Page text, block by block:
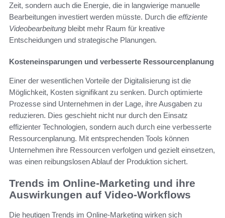
Zeit, sondern auch die Energie, die in langwierige manuelle
Bearbeitungen investiert werden müsste. Durch die effiziente
Videobearbeitung bleibt mehr Raum für kreative
Entscheidungen und strategische Planungen.
Kosteneinsparungen und verbesserte Ressourcenplanung
Einer der wesentlichen Vorteile der Digitalisierung ist die
Möglichkeit, Kosten signifikant zu senken. Durch optimierte
Prozesse sind Unternehmen in der Lage, ihre Ausgaben zu
reduzieren. Dies geschieht nicht nur durch den Einsatz
effizienter Technologien, sondern auch durch eine verbesserte
Ressourcenplanung. Mit entsprechenden Tools können
Unternehmen ihre Ressourcen verfolgen und gezielt einsetzen,
was einen reibungslosen Ablauf der Produktion sichert.
Trends im Online-Marketing und ihre
Auswirkungen auf Video-Workflows
Die heutigen Trends im Online-Marketing wirken sich